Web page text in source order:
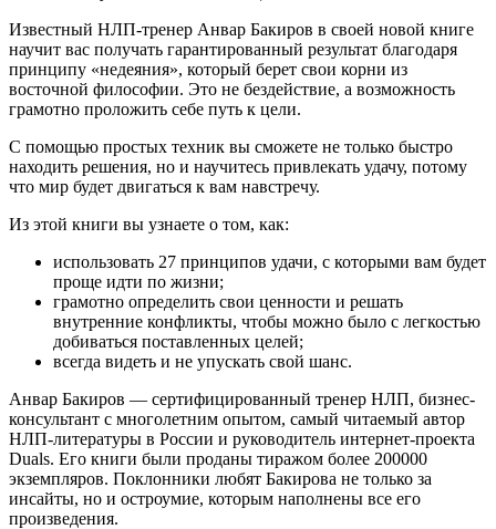
Известный НЛП-тренер Анвар Бакиров в своей новой книге
научит вас получать гарантированный результат благодаря
принципу «недеяния», который берет свои корни из
восточной философии. Это не бездействие, а возможность
грамотно проложить себе путь к цели.
С помощью простых техник вы сможете не только быстро
находить решения, но и научитесь привлекать удачу, потому
что мир будет двигаться к вам навстречу.
Из этой книги вы узнаете о том, как:
использовать 27 принципов удачи, с которыми вам будет
проще идти по жизни;
грамотно определить свои ценности и решать
внутренние конфликты, чтобы можно было с легкостью
добиваться поставленных целей;
всегда видеть и не упускать свой шанс.
Анвар Бакиров — сертифицированный тренер НЛП, бизнес-
консультант с многолетним опытом, самый читаемый автор
НЛП-литературы в России и руководитель интернет-проекта
Duals. Его книги были проданы тиражом более 200000
экземпляров. Поклонники любят Бакирова не только за
инсайты, но и остроумие, которым наполнены все его
произведения.